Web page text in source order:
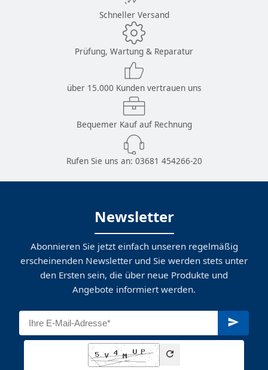
Schneller Versand
Prüfung, Wartung & Reparatur
über 15.000 Kunden vertrauen uns
Bequemer Kauf auf Rechnung
Rufen Sie uns an: 03681 454266-20
Newsletter
Abonnieren Sie jetzt einfach unseren regelmäßig
erscheinenden Newsletter und Sie werden stets unter
den Ersten sein, die über neue Produkte und
Angebote informiert werden.